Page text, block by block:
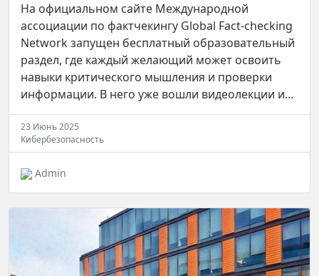
На официальном сайте Международной
ассоциации по фактчекингу Global Fact-checking
Network запущен бесплатный образовательный
раздел, где каждый желающий может освоить
навыки критического мышления и проверки
информации. В него уже вошли видеолекции и...
23 Июнь 2025
Кибербезопасность
Admin